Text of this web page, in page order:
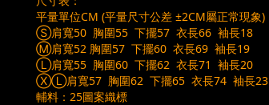
平量單位CM (平量尺寸公差 ±2CM屬正常現象)
Ⓢ肩寬50 胸圍55 下擺57 衣長66 袖長18
Ⓜ肩寬52 胸圍57 下擺60 衣長69 袖長19
Ⓛ肩寬55 胸圍60 下擺62 衣長71 袖長20
ⓍⓁ肩寬57 胸圍62 下擺65 衣長74 袖長23
輔料：25圖案織標